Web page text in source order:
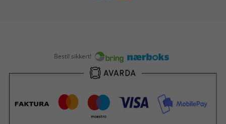
Bestil sikkert!